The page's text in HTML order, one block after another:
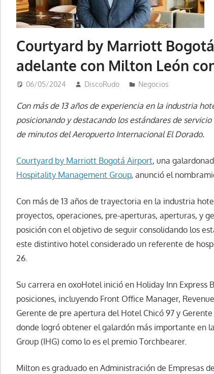
Courtyard by Marriott
adelante con Milton León
06/05/2024 DiscoRudo Negocios
Con más de 13 años de experiencia en la industria
posicionando y destacando los estándares de
de minutos del Aeropuerto Internacional El Dorado.
Courtyard by Marriott Bogotá Airport, una
Hospitality Management Group, anunció el
Con más de 13 años de trayectoria en la industria
proyectos, operaciones, pre-aperturas, aperturas, y
posición con el objetivo de seguir consolidando los
este distintivo hotel considerado un referente de
26.
Su carrera en oxoHotel inició en Holiday Inn Express
posiciones, incluyendo Front Office Manager,
Gerente de pre apertura del Hotel Chicó 97 y
donde logró obtener el galardón más importante en
Group (IHG) como lo es el premio Torchbearer.
Milton es graduado en Administración de Empresas